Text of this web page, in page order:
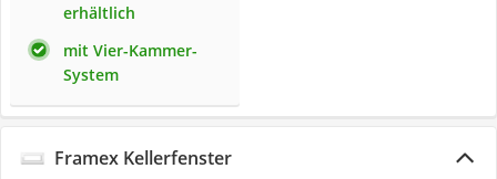
erhältlich
mit Vier-Kammer-
System
Framex Kellerfenster